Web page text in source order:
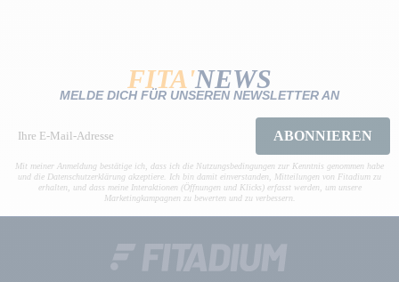
FITA'NEWS
MELDE DICH FÜR UNSEREN NEWSLETTER AN
ABONNIEREN
Mit meiner Anmeldung bestätige ich, dass ich die Nutzungsbedingungen zur Kenntnis genommen habe
und die Datenschutzerklärung akzeptiere. Ich bin damit einverstanden, Mitteilungen von Fitadium zu
erhalten, und dass meine Interaktionen (Öffnungen und Klicks) erfasst werden, um unsere
Marketingkampagnen zu bewerten und zu verbessern.